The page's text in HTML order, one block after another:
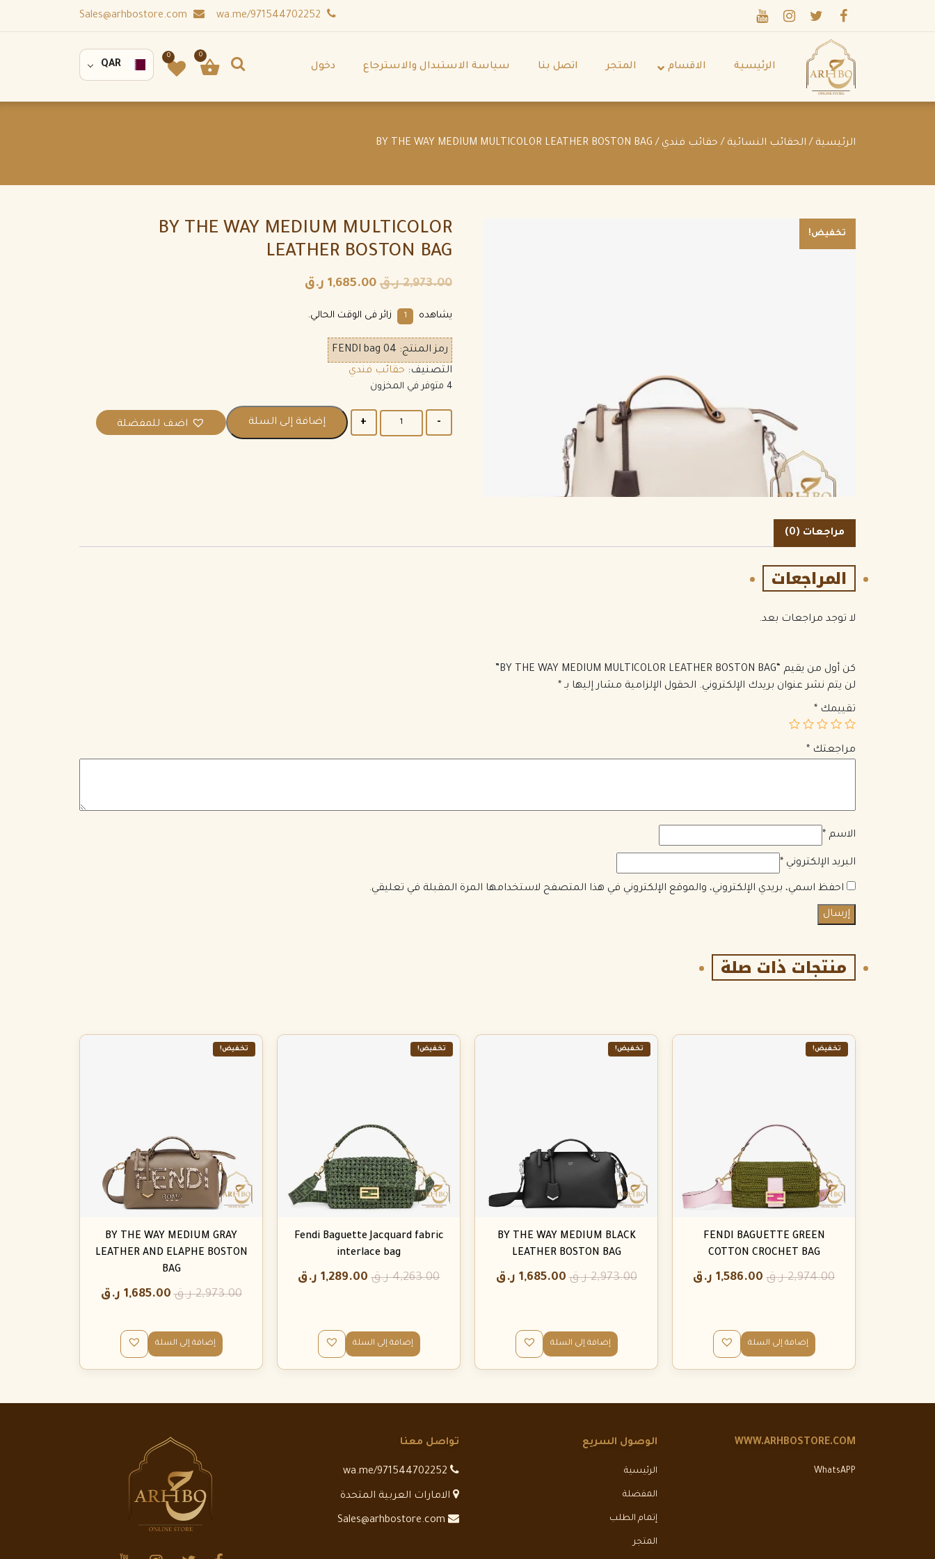
الرئيسية الاقسام المتجر اتصل بنا سياسة الاستبدال والاسترجاع دخول
0
0
QAR
الرئيسية / الحقائب النسائية / حقائب فندي / BY THE WAY MEDIUM MULTICOLOR LEATHER BOSTON BAG
تخفيض!
BY THE WAY MEDIUM MULTICOLOR
LEATHER BOSTON BAG
2,973.00 ر.ق 1,685.00 ر.ق
يشاهده 1 زائر فى الوقت الحالي.
رمز المنتج: FENDI bag 04
التصنيف: حقائب فندي
4 متوفر في المخزون
إضافة إلى السلة اضف للمفضلة
مراجعات (0)
المراجعات
لا توجد مراجعات بعد.
كن أول من يقيم “BY THE WAY MEDIUM MULTICOLOR LEATHER BOSTON BAG”
لن يتم نشر عنوان بريدك الإلكتروني. الحقول الإلزامية مشار إليها بـ *
تقييمك *
مراجعتك *
الاسم *
البريد الإلكتروني *
احفظ اسمي، بريدي الإلكتروني، والموقع الإلكتروني في هذا المتصفح لاستخدامها المرة المقبلة في تعليقي.
منتجات ذات صلة
تخفيض!
FENDI BAGUETTE GREEN
COTTON CROCHET BAG
2,974.00 ر.ق 1,586.00 ر.ق
إضافة إلى السلة
تخفيض!
BY THE WAY MEDIUM BLACK
LEATHER BOSTON BAG
2,973.00 ر.ق 1,685.00 ر.ق
إضافة إلى السلة
تخفيض!
Fendi Baguette Jacquard fabric
interlace bag
4,263.00 ر.ق 1,289.00 ر.ق
إضافة إلى السلة
تخفيض!
BY THE WAY MEDIUM GRAY
LEATHER AND ELAPHE BOSTON
BAG
2,973.00 ر.ق 1,685.00 ر.ق
إضافة إلى السلة
WWW.ARHBOSTORE.COM
WhatsAPP
الوصول السريع
الرئيسية
المفضلة
إتمام الطلب
المتجر
تواصل معنا
الامارات العربية المتحدة